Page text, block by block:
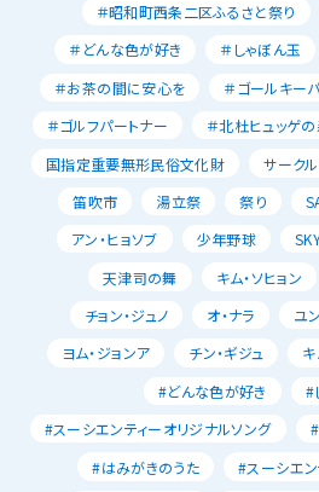
＃昭和町西条二区ふるさと祭り
＃どんな色が好き
＃しゃぼん玉
＃お茶の間に安心を
＃ゴールキー
＃ゴルフパートナー
＃北杜ヒュッゲ
国指定重要無形民俗文化財
サークル
笛吹市
湯立祭 祭り
アン・ヒョソブ
少年野球
天津司の舞
キム・ソヒョン
チョン・ジュノ
オ・ナラ ユ
ヨム・ジョンア
チン・ギジュ
#どんな色が好き
#
#スーシエンティーオリジナルソング
#はみがきのうた
#スーシエン